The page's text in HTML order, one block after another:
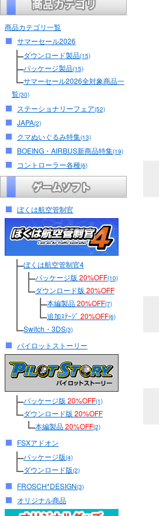
商品カテゴリ一覧
サマーセール2026
ダウンロード製品(15)
パッケージ製品(15)
サマーセール2026全対象商品一
覧(30)
ステーショナリーフェア(52)
JAPA(2)
クマぬいぐるみ特集(13)
BOEING・AIRBUS新商品特集(19)
コントローラー各種(6)
ぼくは航空管制官
ぼくは航空管制官4
パッケージ版 20%OFF(10)
ダウンロード版 20%OFF
本編製品20%OFF(7)
追加ｽﾃｰｼﾞ 20%OFF(6)
Switch・3DS(3)
パイロットストーリー
パッケージ版 20%OFF(1)
ダウンロード版 20%OFF
本編製品20%OFF(2)
FSXアドオン
パッケージ版(4)
ダウンロード版(2)
FROSCH*DESIGN(3)
オリジナル商品